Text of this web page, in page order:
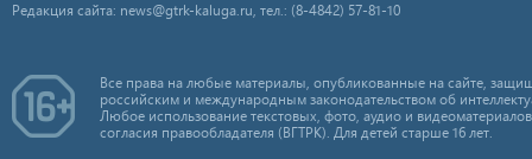
Редакция сайта: news@gtrk-kaluga.ru, тел.: (8-4842) 57-81-10
Все права на любые материалы, опубликованные на сайте,
российским и международным законодательством об
Любое использование текстовых, фото, аудио и
согласия правообладателя (ВГТРК). Для детей старше 16 лет.